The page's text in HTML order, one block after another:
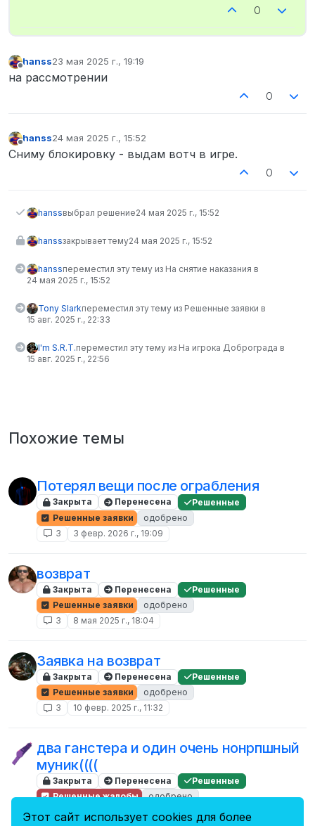
0
hanss23 мая 2025 г., 19:19
отредактировано
на рассмотрении
0
Не в сети
hanss24 мая 2025 г., 15:52
отредактировано
Сниму блокировку - выдам вотч в игре.
0
hanssвыбрал решение24 мая 2025 г., 15:52
hanssзакрывает тему24 мая 2025 г., 15:52
hanssпереместил эту тему из На снятие наказания в
24 мая 2025 г., 15:52
Tony Slarkпереместил эту тему из Решенные заявки в
15 авг. 2025 г., 22:33
I'm S.R.T.переместил эту тему из На игрока Доброграда в
15 авг. 2025 г., 22:56
Похожие темы
Потерял вещи после ограбления
Закрыта Перенесена
Решенные
Решенные заявки
одобрено
3
3 февр. 2026 г., 19:09
возврат
Закрыта Перенесена
Решенные
Решенные заявки
одобрено
3
8 мая 2025 г., 18:04
Заявка на возврат
Закрыта Перенесена
Решенные
Решенные заявки
одобрено
3
10 февр. 2025 г., 11:32
два ганстера и один очень нонрпшный
муник((((
Закрыта Перенесена
Решенные
Решенные жалобы
одобрено
Этот сайт использует cookies для более